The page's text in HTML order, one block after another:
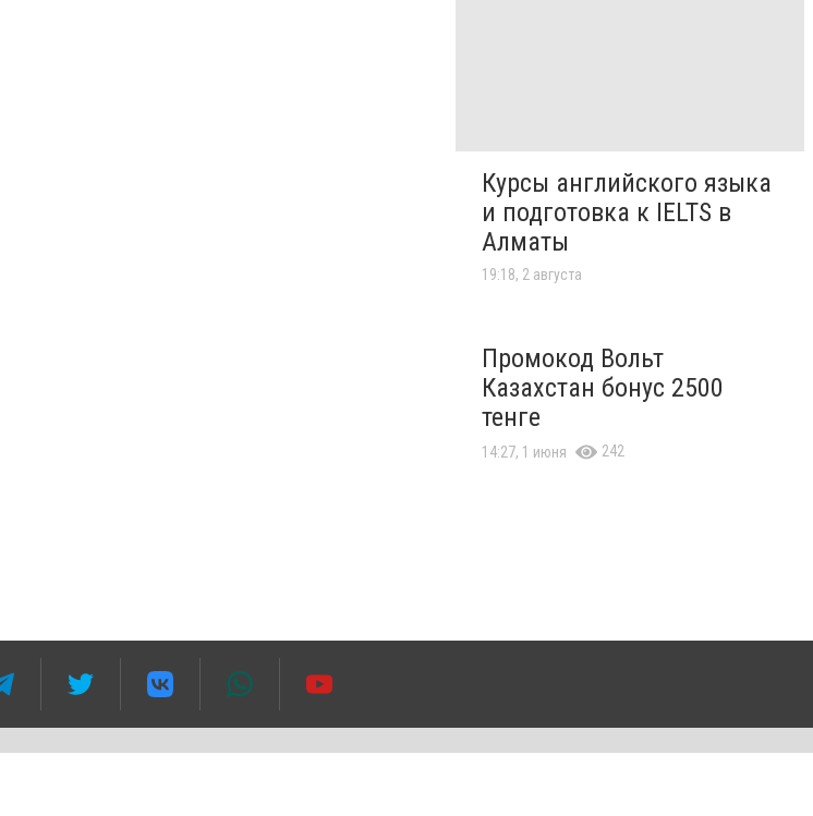
Курсы английского языка
и подготовка к IELTS в
Алматы
19:18, 2 августа
Промокод Вольт
Казахстан бонус 2500
тенге
14:27, 1 июня 242